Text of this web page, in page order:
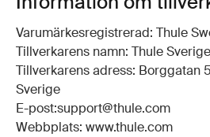
Varumärkesregistrerad: Thule
Tillverkarens namn: Thule Sverige
Tillverkarens adress: Borggatan
Sverige
E-post:support@thule.com
Webbplats: www.thule.com